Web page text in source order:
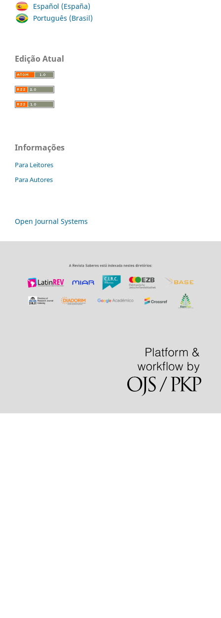
Español (España)
Português (Brasil)
Edição Atual
Informações
Para Leitores
Para Autores
Open Journal Systems